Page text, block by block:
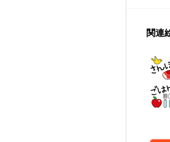
関連